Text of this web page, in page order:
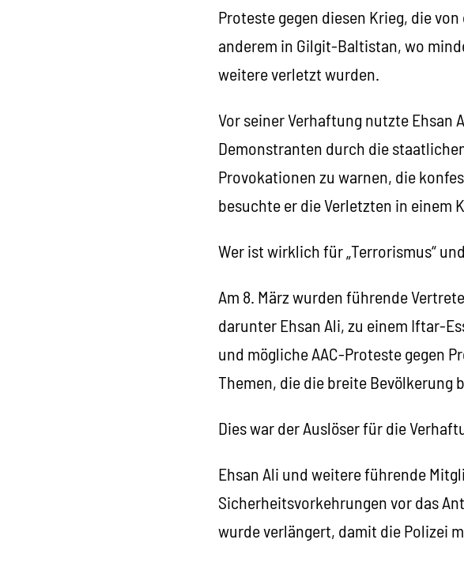
Proteste gegen diesen Krieg, die
anderem in Gilgit-Baltistan, wo
weitere verletzt wurden.
Vor seiner Verhaftung nutzte Ehsan
Demonstranten durch die
Provokationen zu warnen, die
besuchte er die Verletzten in einem
Wer ist wirklich für „Terrorismus“
Am 8. März wurden führende
darunter Ehsan Ali, zu einem Iftar-
und mögliche AAC-Proteste gegen
Themen, die die breite Bevölkerung
Dies war der Auslöser für die
Ehsan Ali und weitere führende
Sicherheitsvorkehrungen vor das
wurde verlängert, damit die Polizei